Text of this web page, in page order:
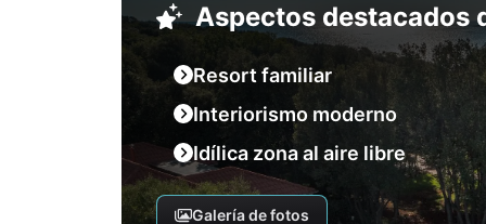
Aspectos destacados
Resort familiar
Interiorismo moderno
Idílica zona al aire libre
Galería de fotos